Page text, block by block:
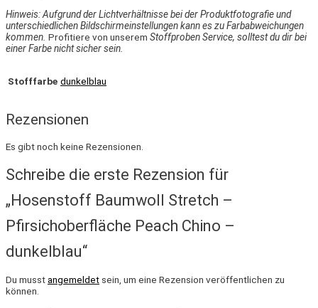
Hinweis: Aufgrund der Lichtverhältnisse bei der Produktfotografie und
unterschiedlichen Bildschirmeinstellungen kann es zu Farbabweichungen
kommen. Profitiere von unserem Stoffproben Service, solltest du dir bei
einer Farbe nicht sicher sein.
Stofffarbe dunkelblau
Rezensionen
Es gibt noch keine Rezensionen.
Schreibe die erste Rezension für
„Hosenstoff Baumwoll Stretch –
Pfirsichoberfläche Peach Chino –
dunkelblau“
Du musstangemeldet sein, um eine Rezension veröffentlichen zu
können.